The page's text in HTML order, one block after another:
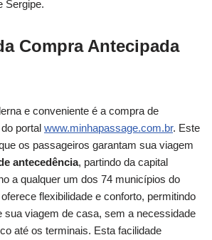
Sergipe.
Compra Antecipada
e conveniente é a compra de
portal www.minhapassage.com.br. Este
os passageiros garantam sua viagem
antecedência, partindo da capital
a qualquer um dos 74 municípios do
flexibilidade e conforto, permitindo
sua viagem de casa, sem a necessidade
até os terminais. Esta facilidade